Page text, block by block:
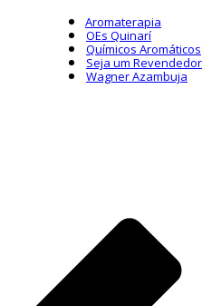
Aromaterapia
OEs Quinarí
Químicos Aromáticos
Seja um Revendedor
Wagner Azambuja